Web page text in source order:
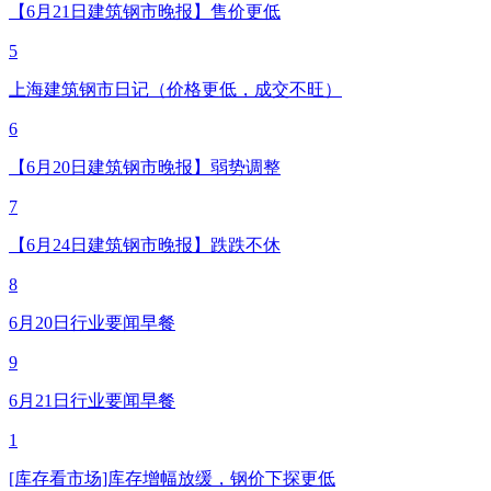
【6月21日建筑钢市晚报】售价更低
5
上海建筑钢市日记（价格更低，成交不旺）
6
【6月20日建筑钢市晚报】弱势调整
7
【6月24日建筑钢市晚报】跌跌不休
8
6月20日行业要闻早餐
9
6月21日行业要闻早餐
1
[库存看市场]库存增幅放缓，钢价下探更低